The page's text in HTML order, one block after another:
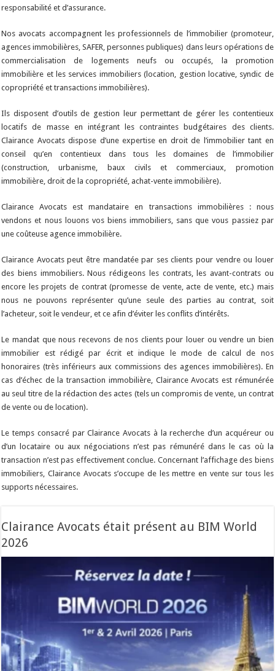
responsabilité et d’assurance.
Nos avocats accompagnent les professionnels de l’immobilier (promoteur,
agences immobilières, SAFER, personnes publiques) dans leurs opérations de
commercialisation de logements neufs ou occupés, la promotion
immobilière et les services immobiliers (location, gestion locative, syndic de
copropriété et transactions immobilières).
Ils disposent d’outils de gestion leur permettant de gérer les contentieux
locatifs de masse en intégrant les contraintes budgétaires des clients.
Clairance Avocats dispose d’une expertise en droit de l’immobilier tant en
conseil qu’en contentieux dans tous les domaines de l’immobilier
(construction, urbanisme, baux civils et commerciaux, promotion
immobilière, droit de la copropriété, achat-vente immobilière).
Clairance Avocats est mandataire en transactions immobilières : nous
vendons et nous louons vos biens immobiliers, sans que vous passiez par
une coûteuse agence immobilière.
Clairance Avocats peut être mandatée par ses clients pour vendre ou louer
des biens immobiliers. Nous rédigeons les contrats, les avant-contrats ou
encore les projets de contrat (promesse de vente, acte de vente, etc.) mais
nous ne pouvons représenter qu’une seule des parties au contrat, soit
l’acheteur, soit le vendeur, et ce afin d’éviter les conflits d’intérêts.
Le mandat que nous recevons de nos clients pour louer ou vendre un bien
immobilier est rédigé par écrit et indique le mode de calcul de nos
honoraires (très inférieurs aux commissions des agences immobilières). En
cas d’échec de la transaction immobilière, Clairance Avocats est rémunérée
au seul titre de la rédaction des actes (tels un compromis de vente, un contrat
de vente ou de location).
Le temps consacré par Clairance Avocats à la recherche d’un acquéreur ou
d’un locataire ou aux négociations n’est pas rémunéré dans le cas où la
transaction n’est pas effectivement conclue. Concernant l’affichage des biens
immobiliers, Clairance Avocats s’occupe de les mettre en vente sur tous les
supports nécessaires.
Clairance Avocats était présent au BIM World
2026